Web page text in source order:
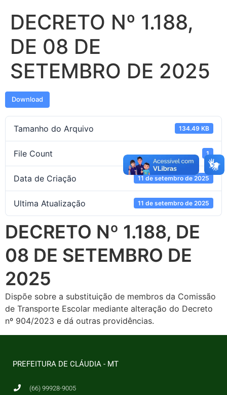
DECRETO Nº 1.188,
DE 08 DE
SETEMBRO DE 2025
Download
Tamanho do Arquivo 134.49 KB
File Count 1
Data de Criação 11 de setembro de 2025
Ultima Atualização 11 de setembro de 2025
DECRETO Nº 1.188, DE
08 DE SETEMBRO DE
2025
Dispõe sobre a substituição de membros da Comissão
de Transporte Escolar mediante alteração do Decreto
nº 904/2023 e dá outras providências.
PREFEITURA DE CLÁUDIA - MT
(66) 99928-9005